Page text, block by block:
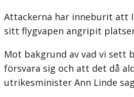
Attackerna har inneburit att
sitt flygvapen angripit
Mot bakgrund av vad vi sett
försvara sig och att det då
utrikesminister Ann Linde